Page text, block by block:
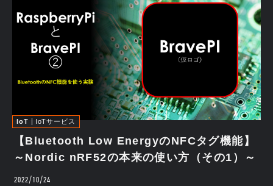
IoT IoTサービス
【Bluetooth Low EnergyのNFCタグ機能】
～Nordic nRF52の本来の使い方（その1）～
2022/10/24